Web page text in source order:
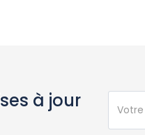
à jour